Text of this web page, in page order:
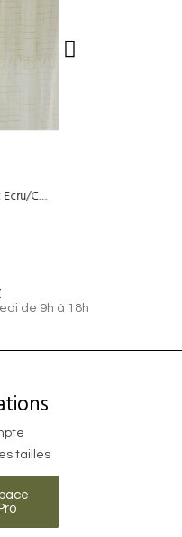
Kaki
€
de 9h à 18h
tailles